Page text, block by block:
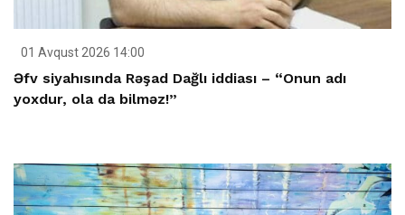
01 Avqust 2026 14:00
Əfv siyahısında Rəşad Dağlı iddiası – “Onun adı
yoxdur, ola da bilməz!”